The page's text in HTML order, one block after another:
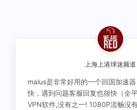
上海上港球迷频道
malus是非常好用的一个回国加速
快，遇到问题客服回复也很快（全
VPN软件,没有之一! 1080P流畅没